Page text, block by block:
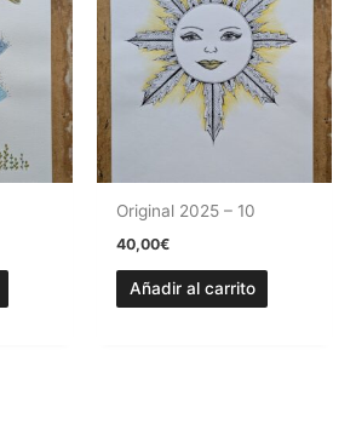
Original 2025 – 10
40,00€
Añadir al carrito